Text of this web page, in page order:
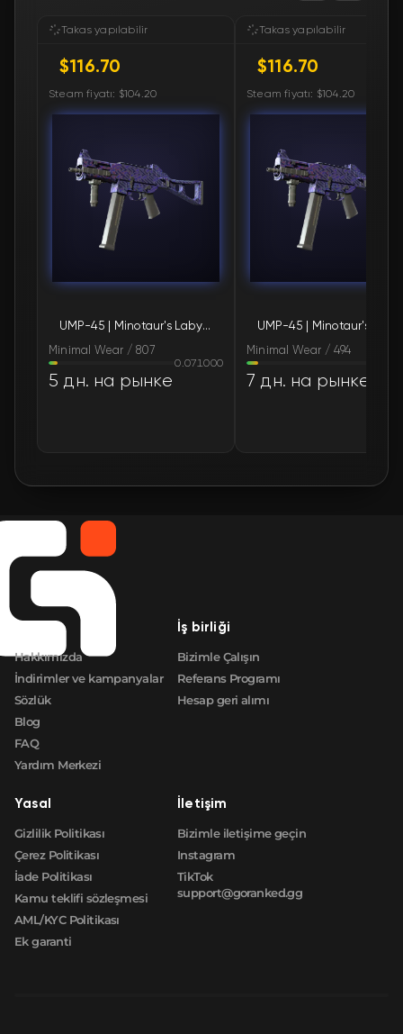
FN $120.70 🛒
FN $120.80
FN $120.80🛒
$121.14
$124.28🛒
$124.66
FN $124.66🛒
FN $124.66🛒
FN $124.66 🛒
FN
Takas yapılabilir
$116.70
Steam fiyatı: $104.20
UMP-45 | Minotaur's Labyrinth (Minimal Wear)
Minimal Wear / 807
0.071000
5 дн. на рынке
Takas yapılabilir
$116.70
Steam fiyatı: $104.20
Minimal Wear / 494
7 дн. на рынке
Şirket
Hakkımızda
İndirimler ve kampanyalar
Sözlük
Blog
FAQ
Yardım Merkezi
İş birliği
Bizimle Çalışın
Referans Programı
Hesap geri alımı
Yasal
Gizlilik Politikası
Çerez Politikası
İade Politikası
Kamu teklifi sözleşmesi
AML/KYC Politikası
Ek garanti
İletişim
Bizimle iletişime geçin
Instagram
TikTok
support@goranked.gg